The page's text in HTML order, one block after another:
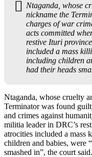
Ntaganda, whose
nickname the
charges of war
acts committed
restive Ituri
included a mass
including children
had their heads
Ntaganda, whose cruelty
Terminator was found
and crimes against
militia leader in DRC’s
atrocities included a mass
children and babies, were
smashed in”, the court said.